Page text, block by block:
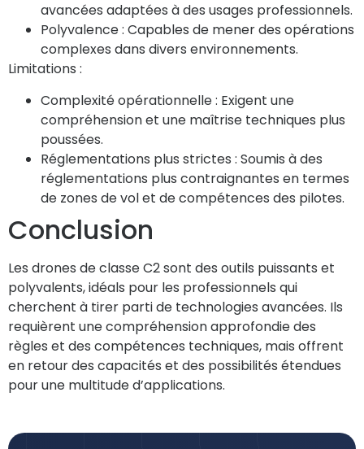
avancées adaptées à des usages professionnels.
Polyvalence : Capables de mener des opérations
complexes dans divers environnements.
Limitations :
Complexité opérationnelle : Exigent une
compréhension et une maîtrise techniques plus
poussées.
Réglementations plus strictes : Soumis à des
réglementations plus contraignantes en termes
de zones de vol et de compétences des pilotes.
Conclusion
Les drones de classe C2 sont des outils puissants et
polyvalents, idéals pour les professionnels qui
cherchent à tirer parti de technologies avancées. Ils
requièrent une compréhension approfondie des
règles et des compétences techniques, mais offrent
en retour des capacités et des possibilités étendues
pour une multitude d’applications.